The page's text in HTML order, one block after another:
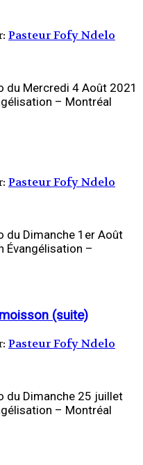
Pasteur Fofy Ndelo
du Mercredi 4 Août 2021
– Montréal
Pasteur Fofy Ndelo
du Dimanche 1er Août
Évangélisation –
(suite)
Pasteur Fofy Ndelo
du Dimanche 25 juillet
– Montréal